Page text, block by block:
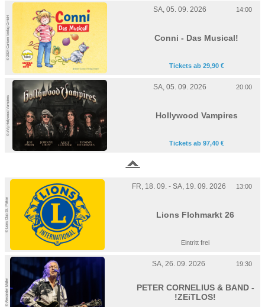
© 2024 Carlsen Verlag GmbH
SA, 05. 09. 2026 14:00
Conni - Das Musical!
Tickets ab 29,90 €
© zVg Hollywood Vampires
SA, 05. 09. 2026 20:00
Hollywood Vampires
Tickets ab 97,40 €
© Lions Club St. Pölten
FR, 18. 09. - SA, 19. 09. 2026 13:00
Lions Flohmarkt 26
Eintritt frei
© Alexander Müller
SA, 26. 09. 2026 19:30
PETER CORNELIUS & BAND -
!ZEiTLOS!